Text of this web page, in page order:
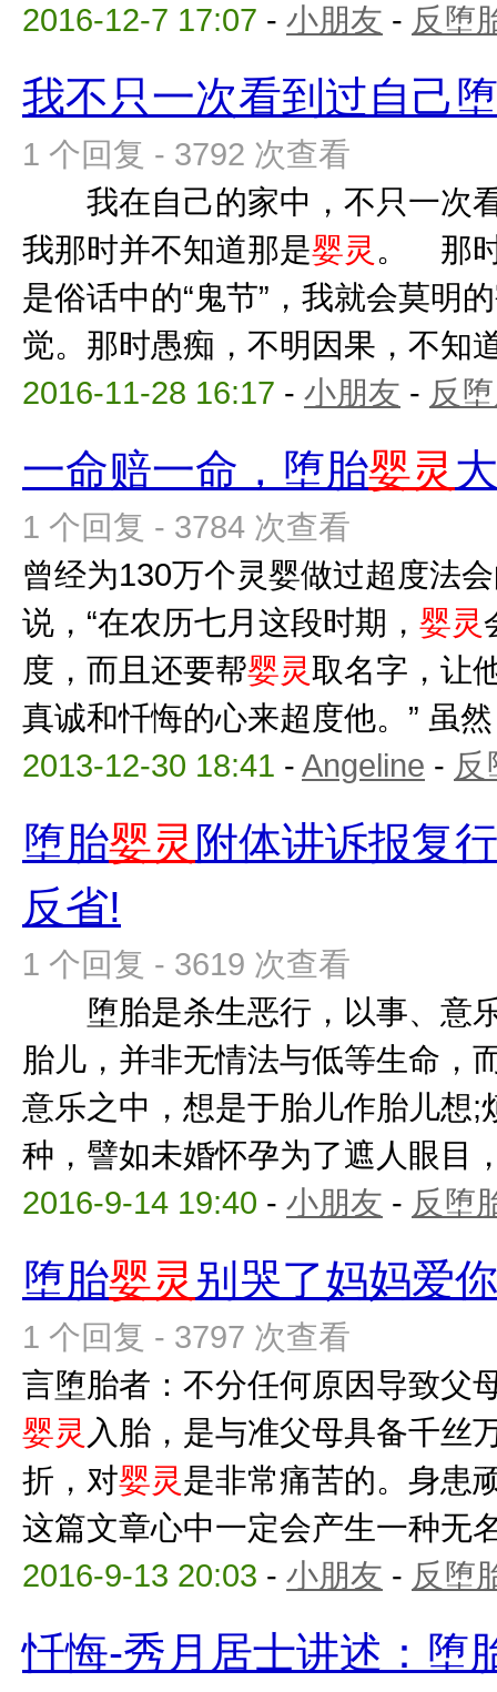
2016-12-7 17:07 - 小朋友 - 反堕
我不只一次看到过自己
1 个回复 - 3792 次查看
我在自己的家中，不只一次
我那时并不知道那是婴灵 。 那
是俗话中的“鬼节”，我就会莫明
觉。那时愚痴，不明因果，不知
2016-11-28 16:17 - 小朋友 - 反
一命赔一命，堕胎婴灵
1 个回复 - 3784 次查看
曾经为130万个灵婴做过超度法
说，“在农历七月这段时期， 婴灵
度，而且还要帮婴灵取名字，让
真诚和忏悔的心来超度他。” 虽
2013-12-30 18:41 - Angeline - 反
堕胎婴灵 附体讲诉报复
反省!
1 个回复 - 3619 次查看
堕胎是杀生恶行，以事、意
胎儿，并非无情法与低等生命，
意乐之中，想是于胎儿作胎儿想;
种，譬如未婚怀孕为了遮人眼目
2016-9-14 19:40 - 小朋友 - 反堕
堕胎婴灵 别哭了妈妈爱你
1 个回复 - 3797 次查看
言堕胎者：不分任何原因导致父
婴灵 入胎，是与准父母具备千丝
折，对婴灵是非常痛苦的。身患
这篇文章心中一定会产生一种无
2016-9-13 20:03 - 小朋友 - 反堕
忏悔-秀月居士讲述：堕